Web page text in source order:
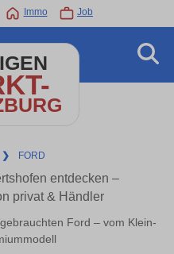
Immo Job
❯ FORD
entdecken –
privat & Händler
Ford – vom Klein-